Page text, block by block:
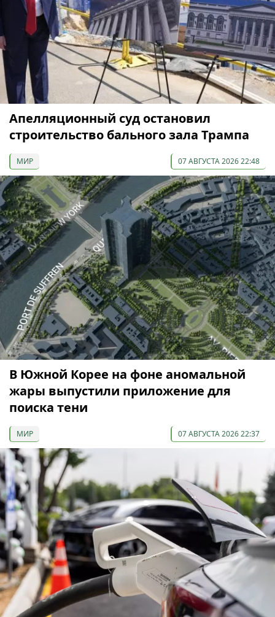
Апелляционный суд остановил
строительство бального зала Трампа
МИР 07 АВГУСТА 2026 22:48
В Южной Корее на фоне аномальной
жары выпустили приложение для
поиска тени
МИР 07 АВГУСТА 2026 22:37